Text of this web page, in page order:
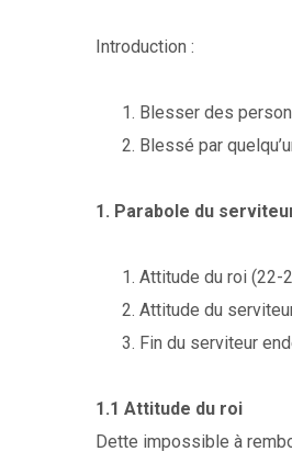
Introduction :
Blesser des
Blessé par
1. Parabole du
Attitude du roi (22-
Attitude du
Fin du serviteur
1.1 Attitude du roi
Dette impossible à